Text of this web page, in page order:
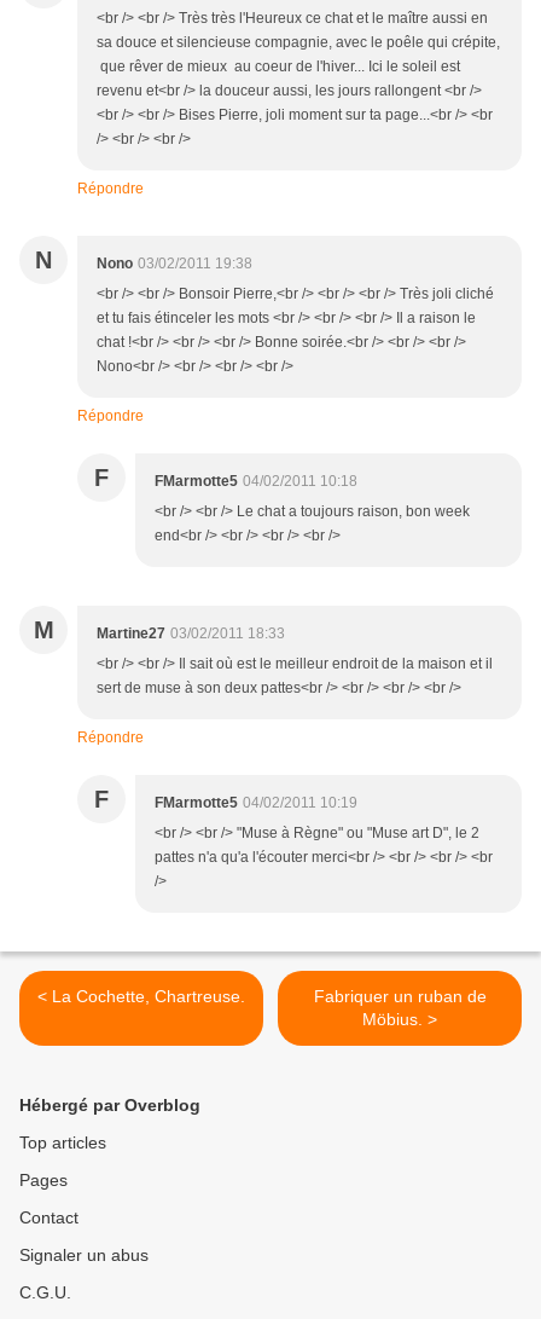
<br /> <br /> Très très l'Heureux ce chat et le maître aussi en
sa douce et silencieuse compagnie, avec le poêle qui crépite,
que rêver de mieux au coeur de l'hiver... Ici le soleil est
revenu et<br /> la douceur aussi, les jours rallongent <br />
<br /> <br /> Bises Pierre, joli moment sur ta page...<br /> <br
/> <br /> <br />
Répondre
N Nono 03/02/2011 19:38
<br /> <br /> Bonsoir Pierre,<br /> <br /> <br /> Très joli cliché
et tu fais étinceler les mots <br /> <br /> <br /> Il a raison le
chat !<br /> <br /> <br /> Bonne soirée.<br /> <br /> <br />
Nono<br /> <br /> <br /> <br />
Répondre
F FMarmotte5 04/02/2011 10:18
<br /> <br /> Le chat a toujours raison, bon week
end<br /> <br /> <br /> <br />
M Martine27 03/02/2011 18:33
<br /> <br /> Il sait où est le meilleur endroit de la maison et il
sert de muse à son deux pattes<br /> <br /> <br /> <br />
Répondre
F FMarmotte5 04/02/2011 10:19
<br /> <br /> "Muse à Règne" ou "Muse art D", le 2
pattes n'a qu'a l'écouter merci<br /> <br /> <br /> <br
/>
< La Cochette, Chartreuse.
Fabriquer un ruban de
Möbius. >
Hébergé par Overblog
Top articles
Pages
Contact
Signaler un abus
C.G.U.